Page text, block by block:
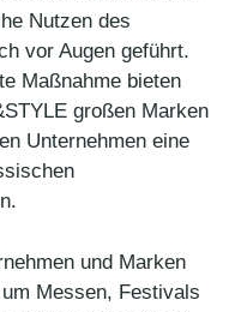
Nutzen des
vor Augen geführt.
Maßnahme bieten
großen Marken
Unternehmen eine
und Marken
Messen, Festivals